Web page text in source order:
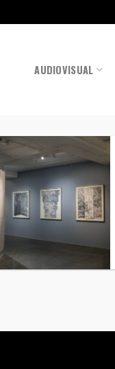
AUDIOVISUAL